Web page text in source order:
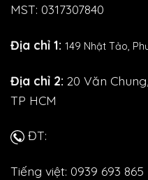
MST: 0317307840
Địa chỉ 1: 149 Nhật Tảo,
Địa chỉ 2: 20 Văn
TP HCM
ĐT:
Tiếng việt: 0939 693 865